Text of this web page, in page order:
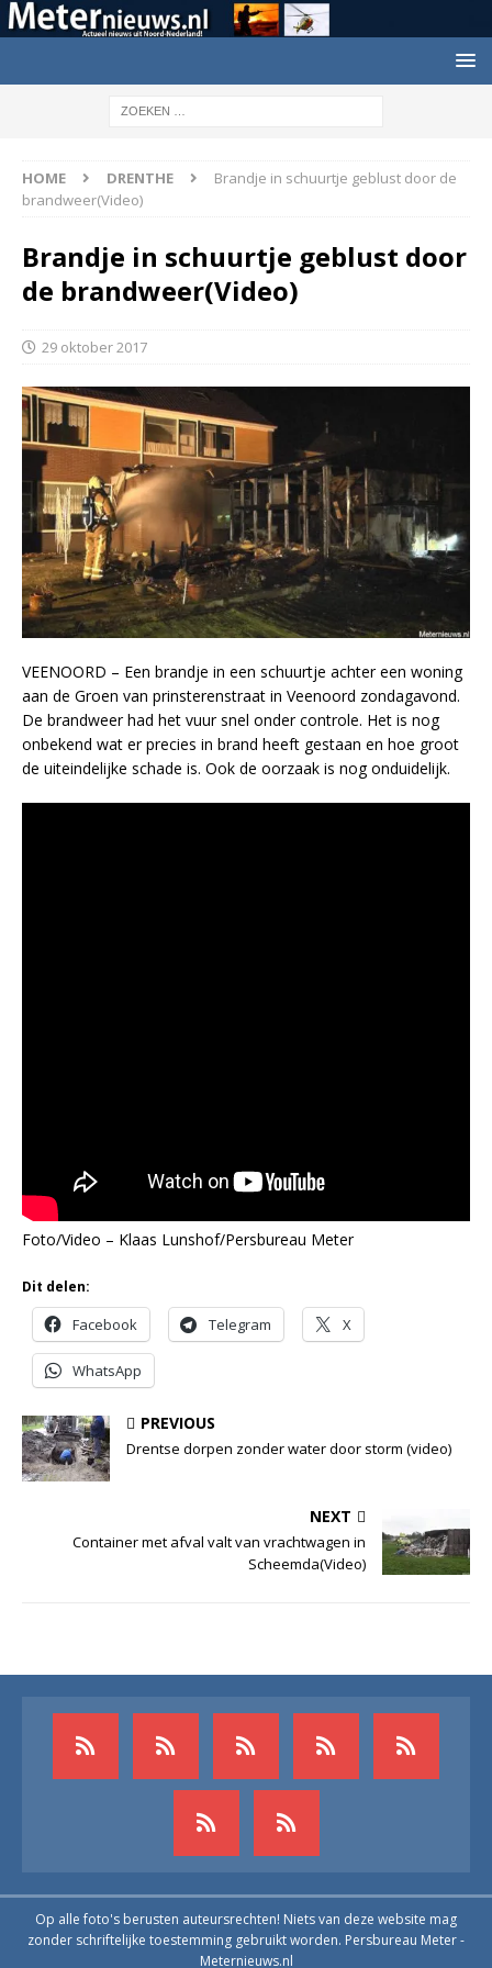
HOME DRENTHE
Brandje in schuurtje geblust door de
brandweer(Video)
Brandje in schuurtje geblust door
de brandweer(Video)
29 oktober 2017
VEENOORD – Een brandje in een schuurtje achter een woning
aan de Groen van prinsterenstraat in Veenoord zondagavond.
De brandweer had het vuur snel onder controle. Het is nog
onbekend wat er precies in brand heeft gestaan en hoe groot
de uiteindelijke schade is. Ook de oorzaak is nog onduidelijk.
Foto/Video – Klaas Lunshof/Persbureau Meter
Dit delen:
Facebook Telegram X
WhatsApp
PREVIOUS
Drentse dorpen zonder water door storm (video)
NEXT
Container met afval valt van vrachtwagen in
Scheemda(Video)
Op alle foto's berusten auteursrechten! Niets van deze website mag
zonder schriftelijke toestemming gebruikt worden. Persbureau Meter -
Meternieuws.nl